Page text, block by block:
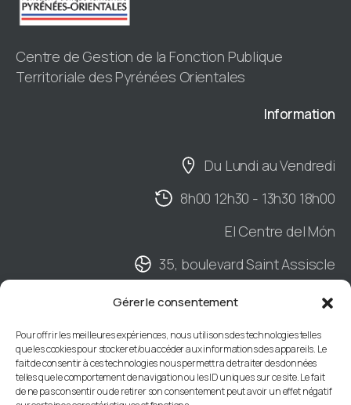
Gérer le consentement
Pour offrir les meilleures expériences, nous utilisons des technologies telles
que les cookies pour stocker et/ou accéder aux informations des appareils. Le
fait de consentir à ces technologies nous permettra de traiter des données
telles que le comportement de navigation ou les ID uniques sur ce site. Le fait
de ne pas consentir ou de retirer son consentement peut avoir un effet négatif
Centre de Gestion de la Fonction Publique
Territoriale des Pyrénées Orientales
Information
Du Lundi au Vendredi
8h00 12h30 - 13h30 18h00
El Centre del Món
35, boulevard Saint Assiscle
Hall B - 2ème étage
BP901 - 66020 PERPIGNAN Cedex
04 68 34 88 66